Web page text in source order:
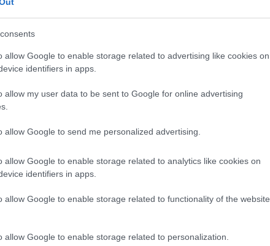
allow Google to enable storage related to advertising like cookies on
identifiers in apps.
allow my user data to be sent to Google for online advertising
allow Google to send me personalized advertising.
allow Google to enable storage related to analytics like cookies on
identifiers in apps.
allow Google to enable storage related to functionality of the website
allow Google to enable storage related to personalization.